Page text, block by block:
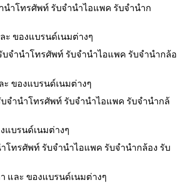
นำโทรศัพท์ รับจำนำไอแพค รับจำนำก
ะ ของแบรนด์เนมต่างๆ
จำนำโทรศัพท์ รับจำนำไอแพค รับจำนำกล้อ
ของแบรนด์เนมต่างๆ
จำนำโทรศัพท์ รับจำนำไอแพค รับจำนำกล้
แบรนด์เนมต่างๆ
โทรศัพท์ รับจำนำไอแพค รับจำนำกล้อง รับ
และ ของแบรนด์เนมต่างๆ